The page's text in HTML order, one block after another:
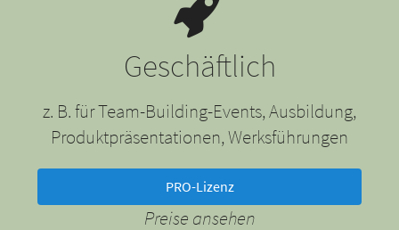
Geschäftlich
z. B. für Team-Building-Events, Ausbildung,
Produktpräsentationen, Werksführungen
PRO-Lizenz
Preise ansehen